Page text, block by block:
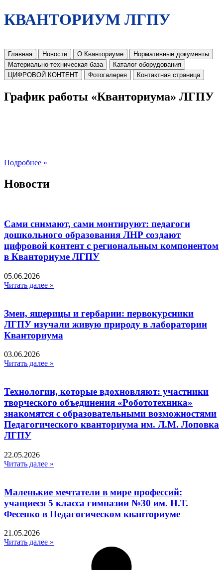
КВАНТОРИУМ ЛГПУ
Главная Новости О Кванториуме
Нормативные документы
Материально-техническая база
Каталог оборудования
ЦИФРОВОЙ КОНТЕНТ
Фотогалерея Контактная страница
График работы «Кванториума» ЛГПУ
Подробнее »
Новости
Сами снимают, сами монтируют: педагоги
дошкольного образования ЛНР создают
цифровой контент с региональным компонентом
в Кванториуме ЛГПУ​
05.06.2026
Читать далее »
Змеи, ящерицы и гербарии: первокурсники
ЛГПУ изучали живую природу в лаборатории
Кванториума
03.06.2026
Читать далее »
Технологии, которые вдохновляют: участники
творческого объединения «Робототехника»
знакомятся с образовательными возможностями
Педагогического кванториума им. Л.М. Лоповка
ЛГПУ
22.05.2026
Читать далее »
Маленькие мечтатели в мире профессий:
учащиеся 5 класса гимназии №30 им. Н.Т.
Фесенко в Педагогическом кванториуме
21.05.2026
Читать далее »